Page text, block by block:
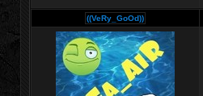
((VeRy_GoOd))